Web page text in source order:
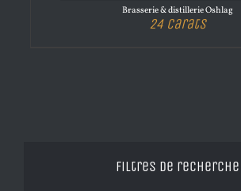
Brasserie & distillerie Oshlag
24 Carats
Filtres de recherche